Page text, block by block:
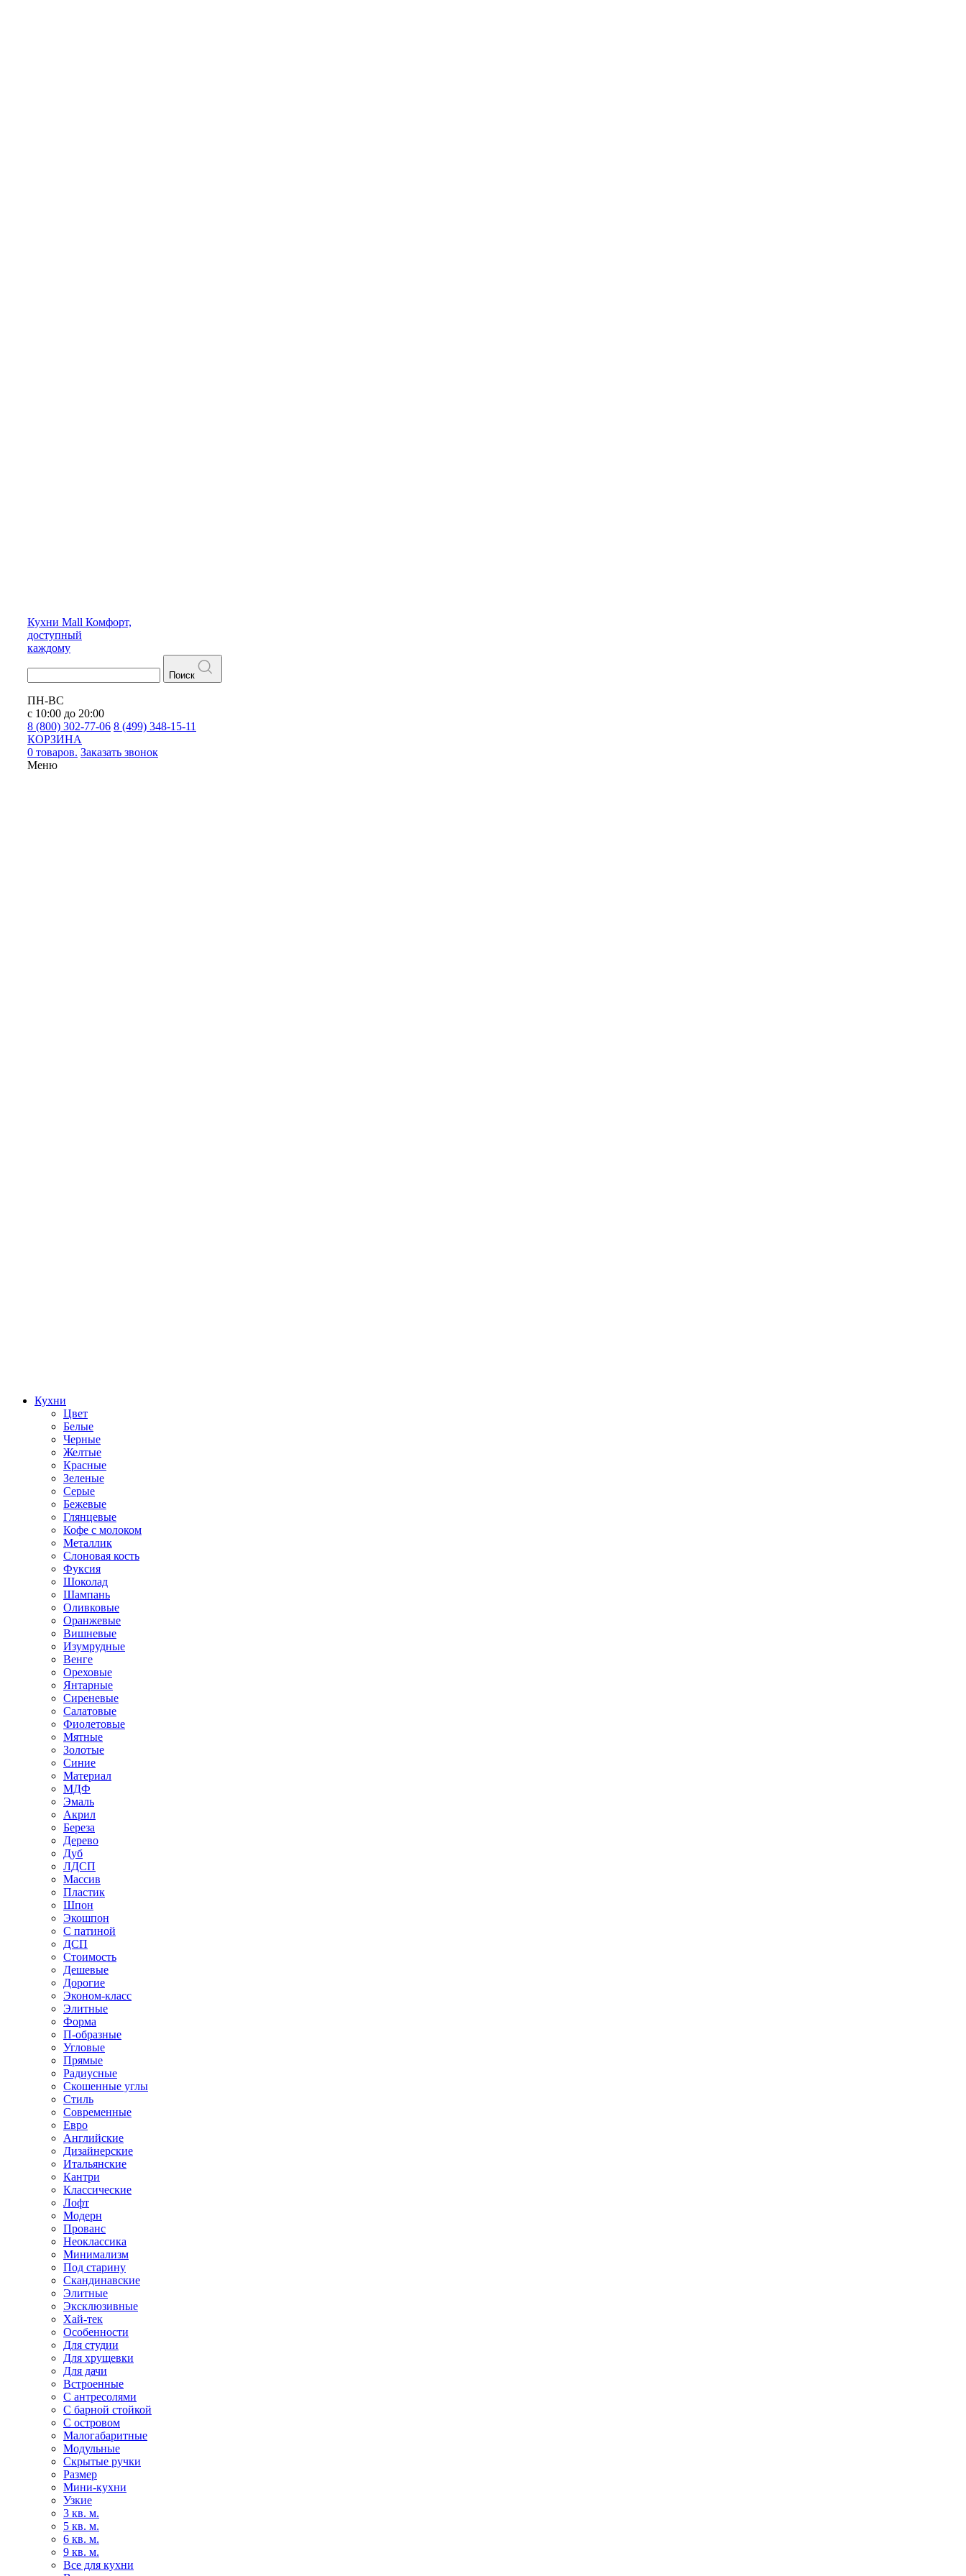
Кухни Mall Комфорт,
доступный
каждому
Поиск
ПН-ВС
с 10:00 до 20:00
8 (800) 302-77-06 8 (499) 348-15-11
КОРЗИНА
0 товаров. Заказать звонок
Меню
Кухни
Цвет
Белые
Черные
Желтые
Красные
Зеленые
Серые
Бежевые
Глянцевые
Кофе с молоком
Металлик
Слоновая кость
Фуксия
Шоколад
Шампань
Оливковые
Оранжевые
Вишневые
Изумрудные
Венге
Ореховые
Янтарные
Сиреневые
Салатовые
Фиолетовые
Мятные
Золотые
Синие
Материал
МДФ
Эмаль
Акрил
Береза
Дерево
Дуб
ЛДСП
Массив
Пластик
Шпон
Экошпон
С патиной
ДСП
Стоимость
Дешевые
Дорогие
Эконом-класс
Элитные
Форма
П-образные
Угловые
Прямые
Радиусные
Скошенные углы
Стиль
Современные
Евро
Английские
Дизайнерские
Итальянские
Кантри
Классические
Лофт
Модерн
Прованс
Неоклассика
Минимализм
Под старину
Скандинавские
Элитные
Эксклюзивные
Хай-тек
Особенности
Для студии
Для хрущевки
Для дачи
Встроенные
С антресолями
С барной стойкой
С островом
Малогабаритные
Модульные
Скрытые ручки
Размер
Мини-кухни
Узкие
3 кв. м.
5 кв. м.
6 кв. м.
9 кв. м.
Все для кухни